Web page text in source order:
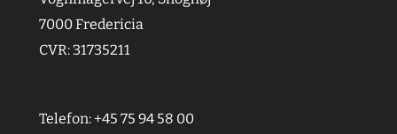
7000 Fredericia
CVR: 31735211
Telefon: +45 75 94 58 00